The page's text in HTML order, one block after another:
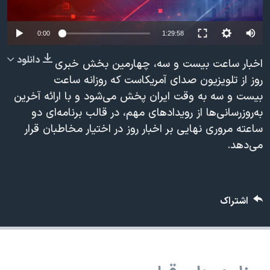
فرهنگ و زندگی
حقوق شهروندی
علم و فناوری
اسرائیل در جنگ
گالری عکس
آرشیو پخش زنده
مستندها
انتخابات ریاست جمهوری آمریکا ۲۰۲۴
رمز مهسا
ورزش زنان در ایران
اعتراضات زن، زندگی، آزادی
مجموعه مستندهای دادخواهی
چهل سال گروگان‌گیری
قانون شفافیت دارائی کادر رهبری ایران
دنبال کنید
زبانهای مختلف
Auto
240p
360p
480p
720p
1080p
0:00 1:29:58
480p
720p
دانلود
اخبار ساعت بیست و سه، چهارمین بخش خبری
روز از تلویزیون صدای آمریکاست که روزانه ساعت
بیست و سه به وقت ایران پخش می‌شود و با ارائه آخرین
به‌روزرسانی‌ها از رویدادهای مهم، در قالب برنامه‌ای دو
ساعته مروری نهایی بر اخبار روز در اختیار مخاطبان قرار
می‌دهد.
اشتراک